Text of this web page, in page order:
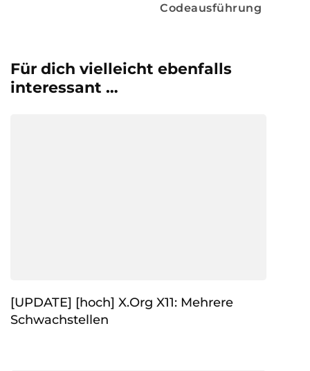
Codeausführung
Für dich vielleicht ebenfalls
interessant …
[UPDATE] [hoch] X.Org X11: Mehrere
Schwachstellen